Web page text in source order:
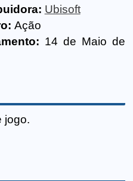
Ubisoft
Ação
14 de Maio de
jogo.